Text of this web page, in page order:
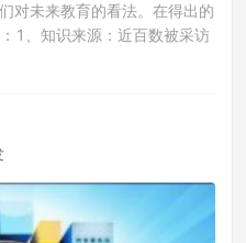
对未来教育的看法。在得出的
1、知识来源：近百数被采访